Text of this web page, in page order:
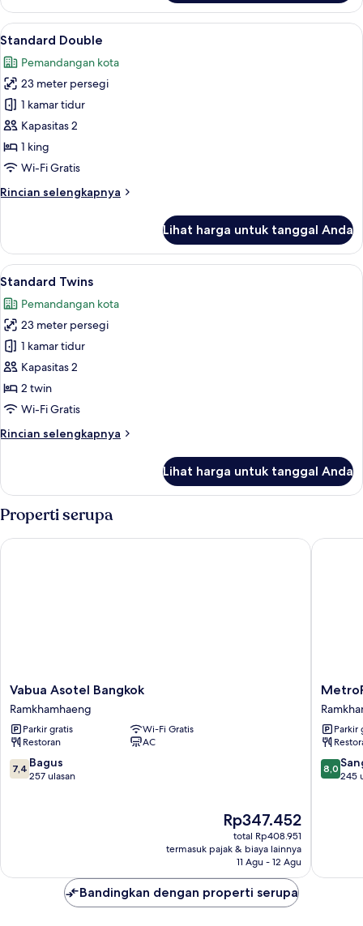
Superior
Twins
Lihat
semua
foto
untuk
Standard
Double
Standard Double | Minibar, brankas,
3
Standard Double
Pemandangan kota
23 meter persegi
1 kamar tidur
Kapasitas 2
1 king
Wi-Fi Gratis
Rincian selengkapnya
Rincian
Standard
Double
Lihat harga untuk tanggal Anda
Lihat
semua
foto
untuk
Standard
Twins
Standard Twins | Minibar, brankas,
2
Standard Twins
Pemandangan kota
23 meter persegi
1 kamar tidur
Kapasitas 2
2 twin
Wi-Fi Gratis
Rincian selengkapnya
Rincian
Standard
Twins
Lihat harga untuk tanggal Anda
Properti serupa
Vabua
Asotel
Bangkok
Ramkhamhaeng
Vabua Asotel Bangkok
Ramkhamhaeng
Parkir gratis
Wi-Fi Gratis
Restoran
AC
7.4
dari
7,4 Bagus
257 ulasan
Harga
sekarang
Rp347.452
Rp347.452
total Rp408.951
termasuk pajak & biaya lainnya
11 Agu - 12 Agu
Vabua Asotel Bangkok
Parkir
8.0
dari
8,0
245
Bandingkan dengan properti serupa